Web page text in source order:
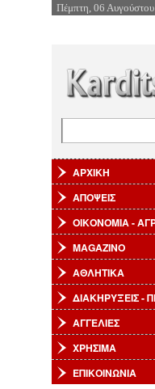
Πέμπτη, 06
ΑΡΧΙΚΗ
ΑΠΟΨΕΙΣ
ΟΙΚΟΝΟΜΙΑ -
MAGAZINO
ΑΘΛΗΤΙΚΑ
ΔΙΑΚΗΡΥΞΕΙΣ -
ΑΓΓΕΛΙΕΣ
ΧΡΗΣΙΜΑ
ΕΠΙΚΟΙΝΩΝΙΑ